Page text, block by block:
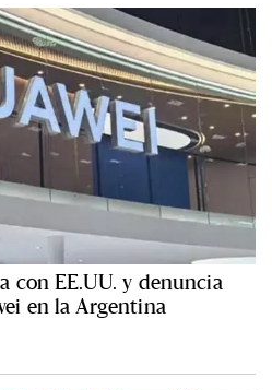
con EE.UU. y denuncia
en la Argentina